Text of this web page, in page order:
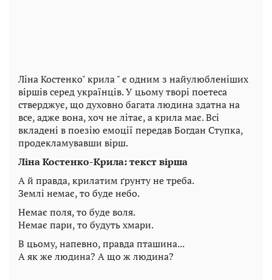
Ліна Костенко" крила " є одним з найулюбленіших
віршів серед українців. У цьому творі поетеса
стверджує, що духовно багата людина здатна на
все, адже вона, хоч не літає, а крила має. Всі
вкладені в поезію емоції передав Богдан Ступка,
продекламувавши вірш.
Ліна Костенко-Крила: текст вірша
А й правда, крилатим ґрунту не треба.
Землі немає, то буде небо.
Немає поля, то буде воля.
Немає пари, то будуть хмари.
В цьому, напевно, правда пташина...
А як же людина? А що ж людина?